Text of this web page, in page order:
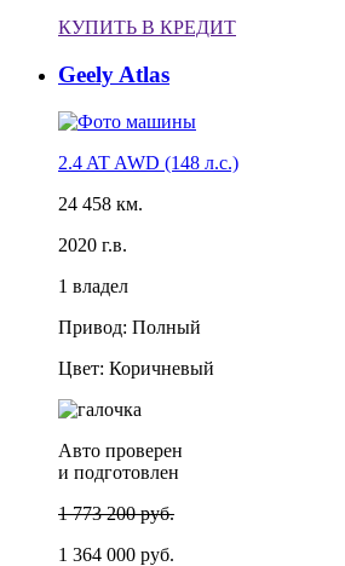
КУПИТЬ В КРЕДИТ
Geely Atlas
2.4 AT AWD (148 л.с.)
24 458 км.
2020 г.в.
1 владел
Привод: Полный
Цвет: Коричневый
Авто проверен
и подготовлен
1 773 200 руб.
1 364 000 руб.